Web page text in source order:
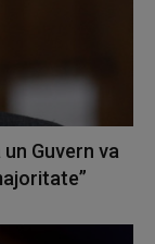
Guvern va